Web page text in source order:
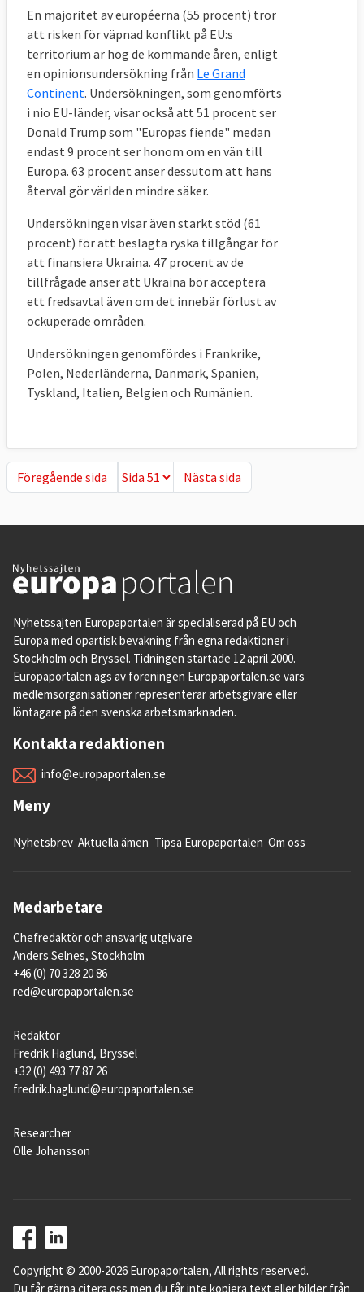
En majoritet av européerna (55 procent) tror
att risken för väpnad konflikt på EU:s
territorium är hög de kommande åren, enligt
en opinionsundersökning från Le Grand
Continent. Undersökningen, som genomförts
i nio EU-länder, visar också att 51 procent ser
Donald Trump som "Europas fiende" medan
endast 9 procent ser honom om en vän till
Europa. 63 procent anser dessutom att hans
återval gör världen mindre säker.
Undersökningen visar även starkt stöd (61
procent) för att beslagta ryska tillgångar för
att finansiera Ukraina. 47 procent av de
tillfrågade anser att Ukraina bör acceptera
ett fredsavtal även om det innebär förlust av
ockuperade områden.
Undersökningen genomfördes i Frankrike,
Polen, Nederländerna, Danmark, Spanien,
Tyskland, Italien, Belgien och Rumänien.
Föregående sida
Föregående sida Nästa sida
Nästa sida
Nyhetssajten Europaportalen är specialiserad på EU och
Europa med opartisk bevakning från egna redaktioner i
Stockholm och Bryssel. Tidningen startade 12 april 2000.
Europaportalen ägs av föreningen Europaportalen.se vars
medlemsorganisationer representerar arbetsgivare eller
löntagare på den svenska arbetsmarknaden.
Kontakta redaktionen
info@europaportalen.se
Meny
Nyhetsbrev Aktuella ämen Tipsa Europaportalen Om oss
Medarbetare
Chefredaktör och ansvarig utgivare
Anders Selnes, Stockholm
+46 (0) 70 328 20 86
red@europaportalen.se
Redaktör
Fredrik Haglund, Bryssel
+32 (0) 493 77 87 26
fredrik.haglund@europaportalen.se
Researcher
Olle Johansson
Copyright © 2000-2026 Europaportalen, All rights reserved.
Du får gärna citera oss men du får inte kopiera text eller bilder från